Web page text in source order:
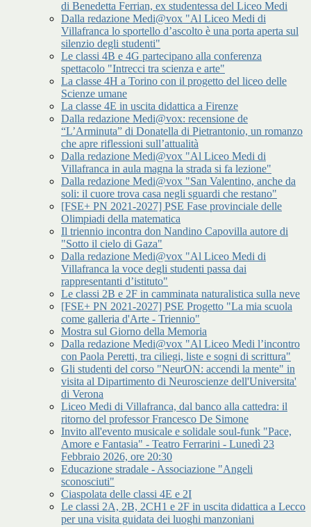
di Benedetta Ferrian, ex studentessa del Liceo Medi
Dalla redazione Medi@vox "Al Liceo Medi di
Villafranca lo sportello d’ascolto è una porta aperta sul
silenzio degli studenti"
Le classi 4B e 4G partecipano alla conferenza
spettacolo "Intrecci tra scienza e arte"
La classe 4H a Torino con il progetto del liceo delle
Scienze umane
La classe 4E in uscita didattica a Firenze
Dalla redazione Medi@vox: recensione de
“L’Arminuta” di Donatella di Pietrantonio, un romanzo
che apre riflessioni sull’attualità
Dalla redazione Medi@vox "Al Liceo Medi di
Villafranca in aula magna la strada si fa lezione"
Dalla redazione Medi@vox "San Valentino, anche da
soli: il cuore trova casa negli sguardi che restano"
[FSE+ PN 2021-2027] PSE Fase provinciale delle
Olimpiadi della matematica
Il triennio incontra don Nandino Capovilla autore di
"Sotto il cielo di Gaza"
Dalla redazione Medi@vox "Al Liceo Medi di
Villafranca la voce degli studenti passa dai
rappresentanti d’istituto"
Le classi 2B e 2F in camminata naturalistica sulla neve
[FSE+ PN 2021-2027] PSE Progetto "La mia scuola
come galleria d'Arte - Triennio"
Mostra sul Giorno della Memoria
Dalla redazione Medi@vox "Al Liceo Medi l’incontro
con Paola Peretti, tra ciliegi, liste e sogni di scrittura"
Gli studenti del corso "NeurON: accendi la mente" in
visita al Dipartimento di Neuroscienze dell'Universita'
di Verona
Liceo Medi di Villafranca, dal banco alla cattedra: il
ritorno del professor Francesco De Simone
Invito all'evento musicale e solidale soul-funk "Pace,
Amore e Fantasia" - Teatro Ferrarini - Lunedì 23
Febbraio 2026, ore 20:30
Educazione stradale - Associazione "Angeli
sconosciuti"
Ciaspolata delle classi 4E e 2I
Le classi 2A, 2B, 2CH1 e 2F in uscita didattica a Lecco
per una visita guidata dei luoghi manzoniani